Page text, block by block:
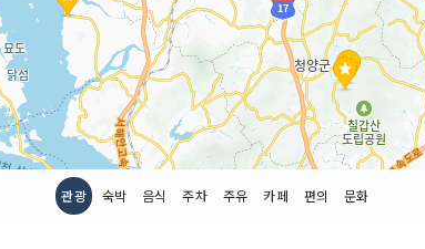
관광 숙박 음식 주차 주유 카페 편의 문화